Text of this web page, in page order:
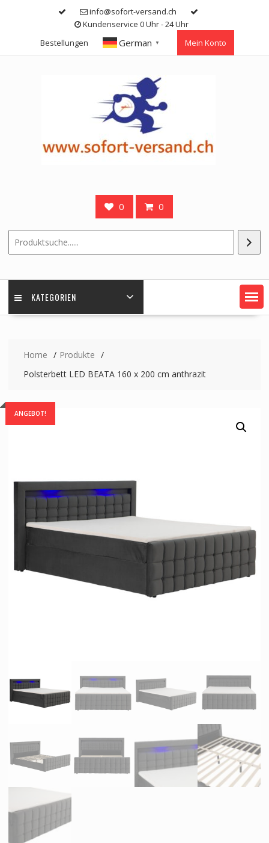
info@sofort-versand.ch
Kundenservice 0 Uhr - 24 Uhr
Bestellungen
German ▼ Mein Konto
0 0
KATEGORIEN
Home
Produkte
Polsterbett LED BEATA 160 x 200 cm anthrazit
ANGEBOT!